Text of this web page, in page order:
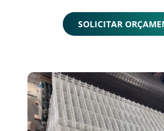
SOLICITAR